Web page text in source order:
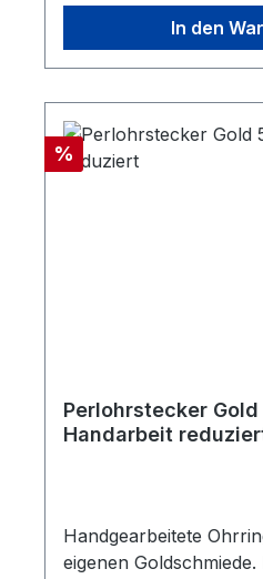
In den
Rabatt
%
Perlohrstecker
Handarbeit
Handgearbeitete
eigenen